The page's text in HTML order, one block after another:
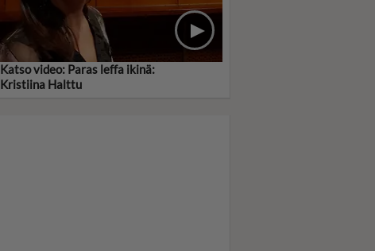
Katso video: Paras leffa ikinä:
Kristiina Halttu